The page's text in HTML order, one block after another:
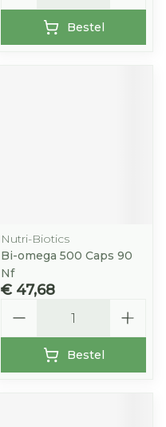
Bestel
Nutri-Biotics
Bi-omega 500 Caps 90
Nf
€ 47,68
Bestel